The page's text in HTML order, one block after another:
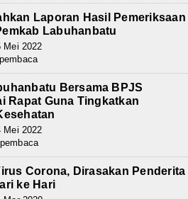
Laporan Hasil Pemeriksaan
Labuhanbatu
Mei 2022
Bersama BPJS
Rapat Guna Tingkatkan
Mei 2022
Corona, Dirasakan Penderita
ke Hari